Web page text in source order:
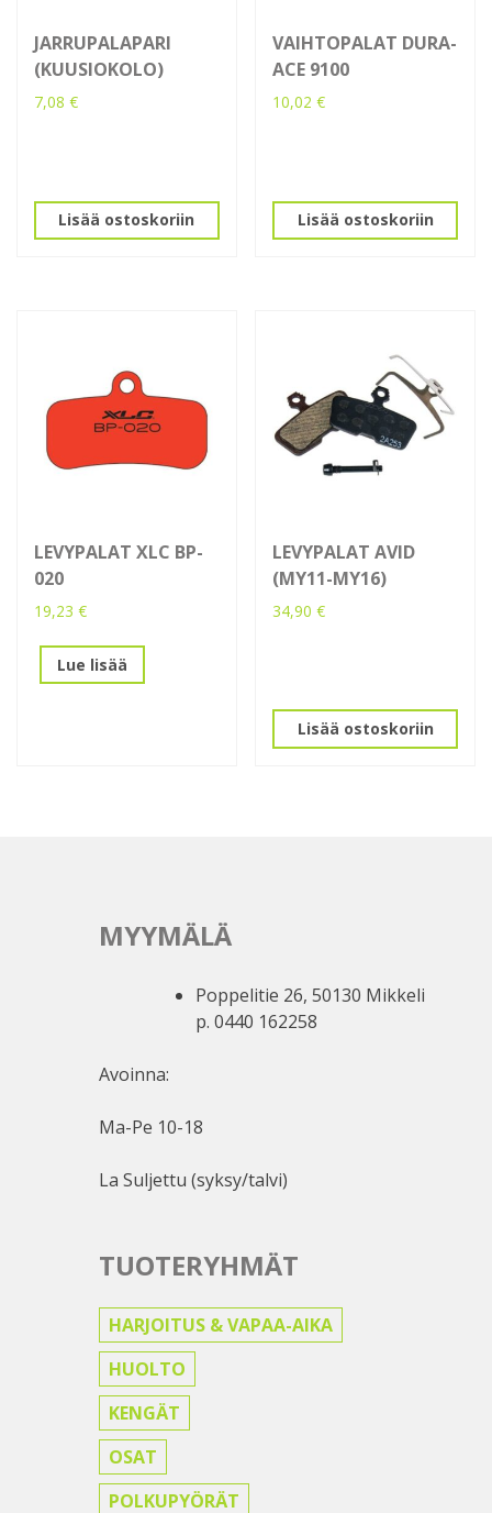
JARRUPALAPARI
(KUUSIOKOLO)
7,08 €
Lisää ostoskoriin
VAIHTOPALAT DURA-
ACE 9100
10,02€
Lisää ostoskoriin
LEVYPALAT XLC BP-
020
19,23 €
Lue lisää
LEVYPALAT AVID
(MY11-MY16)
34,90€
Lisää ostoskoriin
MYYMÄLÄ
Poppelitie 26, 50130 Mikkeli
p. 0440 162258
Avoinna:
Ma-Pe 10-18
La Suljettu (syksy/talvi)
TUOTERYHMÄT
HARJOITUS & VAPAA-AIKA
HUOLTO
KENGÄT
OSAT
POLKUPYÖRÄT